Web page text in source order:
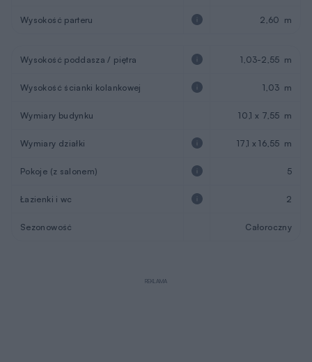
Wysokość parteru 2,60 m
Wysokość poddasza / piętra 1,03-2,55 m
Wysokość ścianki kolankowej 1,03 m
Wymiary budynku 10,1 x 7,55 m
Wymiary działki 17,1 x 16,55 m
Pokoje (z salonem) 5
Łazienki i wc 2
Sezonowość Całoroczny
REKLAMA